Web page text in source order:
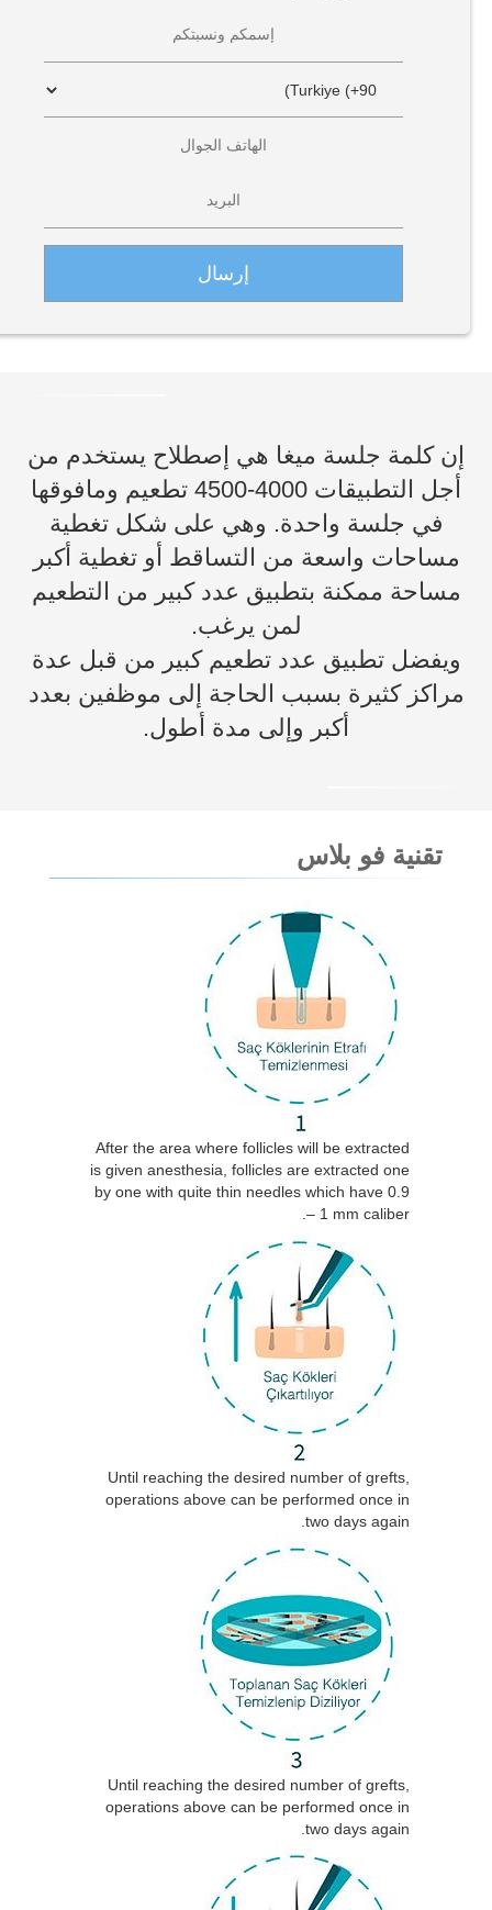
إن كلمة جلسة ميغا هي إصطلاح يستخدم من
أجل التطبيقات 4000-4500 تطعيم ومافوقها
في جلسة واحدة. وهي على شكل تغطية
مساحات واسعة من التساقط أو تغطية أكبر
مساحة ممكنة بتطبيق عدد كبير من التطعيم
لمن يرغب.
ويفضل تطبيق عدد تطعيم كبير من قبل عدة
مراكز كثيرة بسبب الحاجة إلى موظفين بعدد
أكبر وإلى مدة أطول.
تقنية فو بلاس
After the area where follicles will be extracted
is given anesthesia, follicles are extracted one
by one with quite thin needles which have 0.9
– 1 mm caliber.
Until reaching the desired number of grefts,
operations above can be performed once in
two days again.
Until reaching the desired number of grefts,
operations above can be performed once in
two days again.